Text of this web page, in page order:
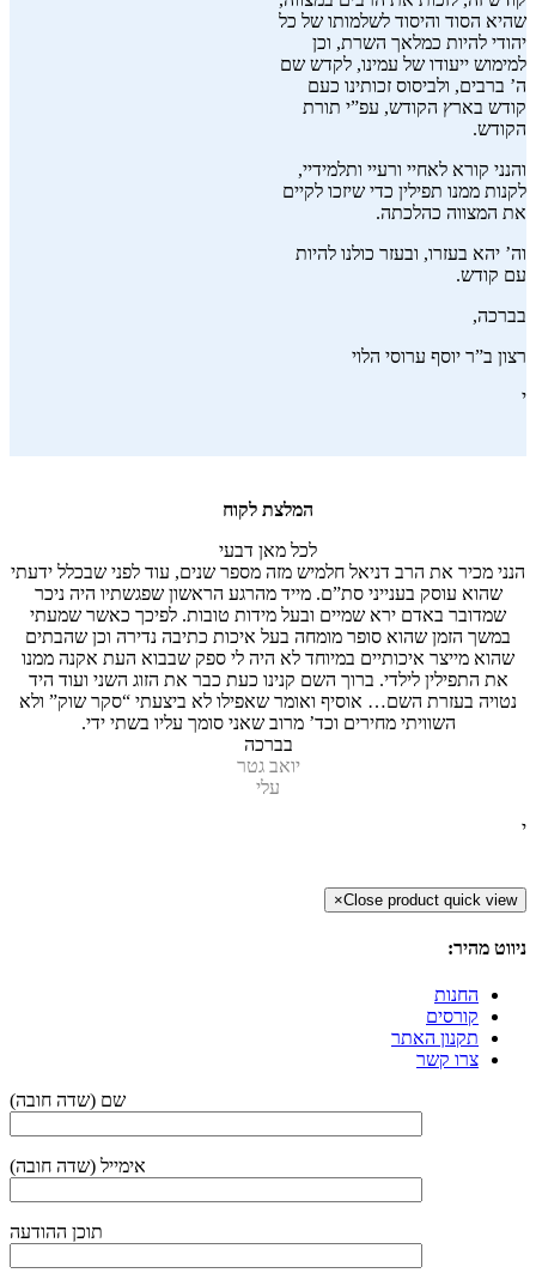
שהיא הסוד והיסוד לשלמותו של כל
יהודי להיות כמלאך השרת, וכן
למימוש ייעודו של עמינו, לקדש שם
ה’ ברבים, ולביסוס זכותינו כעם
קודש בארץ הקודש, עפ”י תורת
הקודש.
והנני קורא לאחיי ורעיי ותלמידיי,
לקנות ממנו תפילין כדי שיזכו לקיים
את המצווה כהלכתה.
וה’ יהא בעזרו, ובעזר כולנו להיות
עם קודש.
בברכה,
רצון ב”ר יוסף ערוסי הלוי
י
המלצת לקוח
לכל מאן דבעי
הנני מכיר את הרב דניאל חלמיש מזה מספר שנים, עוד לפני שבכלל ידעתי
שהוא עוסק בענייני סת”ם. מייד מהרגע הראשון שפגשתיו היה ניכר
שמדובר באדם ירא שמיים ובעל מידות טובות. לפיכך כאשר שמעתי
במשך הזמן שהוא סופר מומחה בעל איכות כתיבה נדירה וכן שהבתים
שהוא מייצר איכותיים במיוחד לא היה לי ספק שבבוא העת אקנה ממנו
את התפילין לילדי. ברוך השם קנינו כעת כבר את הזוג השני ועוד היד
נטויה בעזרת השם… אוסיף ואומר שאפילו לא ביצעתי “סקר שוק” ולא
השוויתי מחירים וכד’ מרוב שאני סומך עליו בשתי ידי.
בברכה
יואב גטר
עלי
י
Close product quick view
×
ניווט מהיר:
החנות
קורסים
תקנון האתר
צרו קשר
(שם (שדה חובה
(אימייל (שדה חובה
תוכן ההודעה